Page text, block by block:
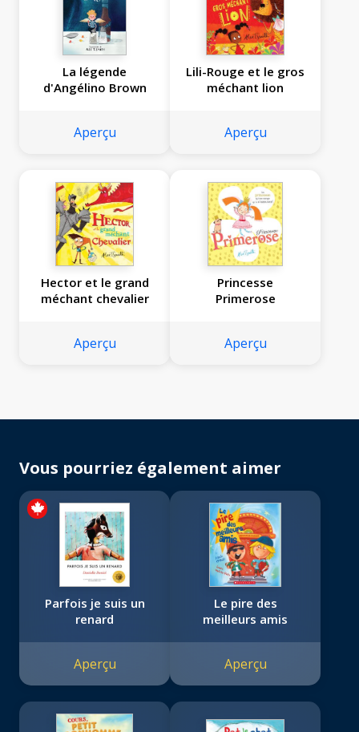
La légende
d'Angélino Brown
Aperçu
Lili-Rouge et le gros
méchant lion
Aperçu
Hector et le grand
méchant chevalier
Aperçu
Princesse
Primerose
Aperçu
Vous pourriez également aimer
Parfois je suis un
renard
Aperçu
Le pire des
meilleurs amis
Aperçu